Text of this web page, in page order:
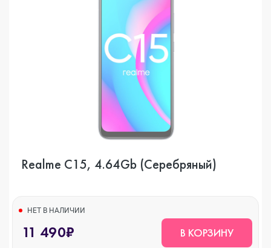
Realme C15, 4.64Gb (Серебряный)
НЕТ В НАЛИЧИИ
11 490₽ В КОРЗИНУ